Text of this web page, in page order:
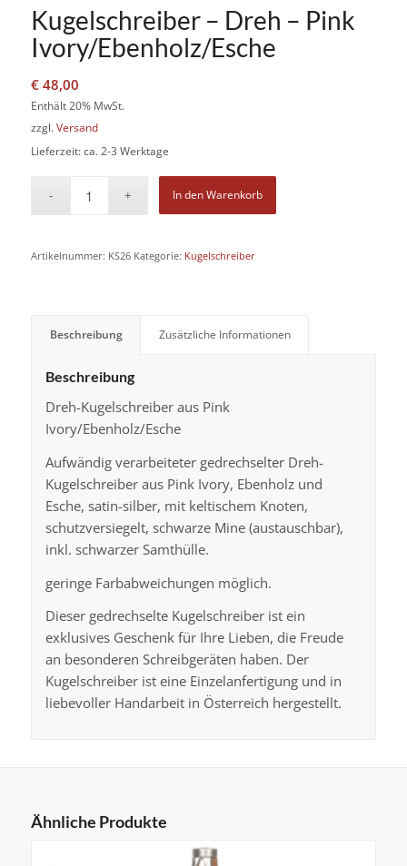
Kugelschreiber – Dreh – Pink
Ivory/Ebenholz/Esche
€48,00
Enthält 20% MwSt.
zzgl.Versand
Lieferzeit: ca. 2-3 Werktage
In den Warenkorb
Artikelnummer: KS26 Kategorie: Kugelschreiber
Beschreibung Zusätzliche Informationen
Beschreibung
Dreh-Kugelschreiber aus Pink
Ivory/Ebenholz/Esche
Aufwändig verarbeiteter gedrechselter Dreh-
Kugelschreiber aus Pink Ivory, Ebenholz und
Esche, satin-silber, mit keltischem Knoten,
schutzversiegelt, schwarze Mine (austauschbar),
inkl. schwarzer Samthülle.
geringe Farbabweichungen möglich.
Dieser gedrechselte Kugelschreiber ist ein
exklusives Geschenk für Ihre Lieben, die Freude
an besonderen Schreibgeräten haben. Der
Kugelschreiber ist eine Einzelanfertigung und in
liebevoller Handarbeit in Österreich hergestellt.
Ähnliche Produkte